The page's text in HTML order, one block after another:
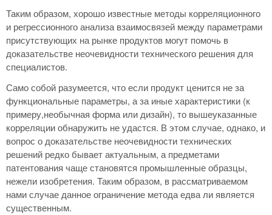
Таким образом, хорошо известные методы корреляционного
и регрессионного анализа взаимосвязей между параметрами
присутствующих на рынке продуктов могут помочь в
доказательстве неочевидности технического решения для
специалистов.
Само собой разумеется, что если продукт ценится не за
функциональные параметры, а за иные характеристики (к
примеру,необычная форма или дизайн), то вышеуказанные
корреляции обнаружить не удастся. В этом случае, однако, и
вопрос о доказательстве неочевидности технических
решений редко бывает актуальным, а предметами
патентования чаще становятся промышленные образцы,
нежели изобретения. Таким образом, в рассматриваемом
нами случае данное ограничение метода едва ли является
существенным.